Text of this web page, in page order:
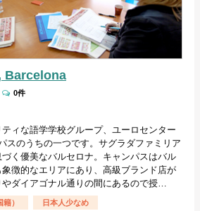
Barcelona
0件
ィな語学学校グループ、ユーロセンター
スのうちの一つです。サグラダファミリア
く優美なバルセロナ。キャンパスはバル
徴的なエリアにあり、高級ブランド店が
ダイアゴナル通りの間にあるので授…
） 日本人少なめ